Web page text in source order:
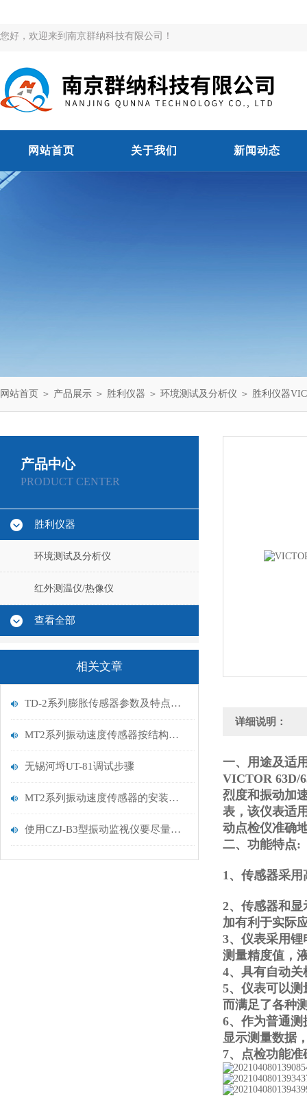
您好，欢迎来到南京群纳科技有限公司！
网站首页 关于我们 新闻动态
网站首页 ＞ 产品展示 ＞ 胜利仪器 ＞ 环境测试及分析仪 ＞ 胜利仪器
产品中心
PRODUCT CENTER
胜利仪器
环境测试及分析仪
红外测温仪/热像仪
查看全部
相关文章
TD-2系列膨胀传感器参数及特点概述
MT2系列振动速度传感器按结构可以分为以下几类
无锡河埒UT-81调试步骤
MT2系列振动速度传感器的安装方式可以有这四种方式
使用CZJ-B3型振动监视仪要尽量避免以下误差
详细说明：
一、用途及适
VICTOR 63D/
烈度和振动加
表，该仪表适
动点检仪准确
二、功能特点:
1、传感器采
2、传感器和
加有利于实际
3、仪表采用
测量精度值，
4、具有自动
5、仪表可以
而满足了各种
6、作为普通
显示测量数据
7、点检功能